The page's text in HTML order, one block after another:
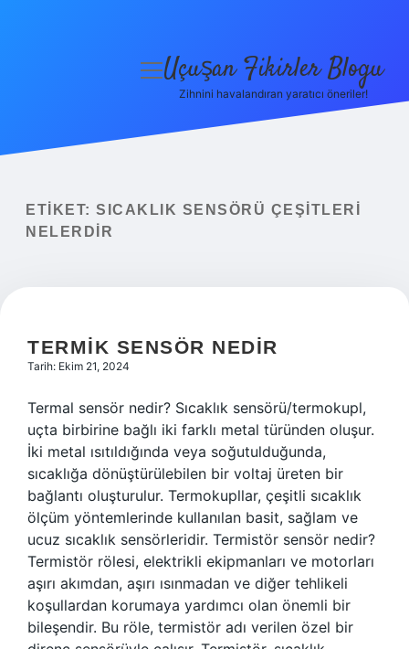
Yasal Uyarı
menüyü
Uçuşan Fikirler Blogu
Zihnini havalandıran yaratıcı öneriler!
ETIKET: SICAKLIK SENSÖRÜ ÇEŞITLERI
NELERDIR
TERMIK SENSÖR NEDIR
Tarih: Ekim 21, 2024
Termal sensör nedir? Sıcaklık sensörü/termokupl,
uçta birbirine bağlı iki farklı metal türünden oluşur.
İki metal ısıtıldığında veya soğutulduğunda,
sıcaklığa dönüştürülebilen bir voltaj üreten bir
bağlantı oluşturulur. Termokupllar, çeşitli sıcaklık
ölçüm yöntemlerinde kullanılan basit, sağlam ve
ucuz sıcaklık sensörleridir. Termistör sensör nedir?
Termistör rölesi, elektrikli ekipmanları ve motorları
aşırı akımdan, aşırı ısınmadan ve diğer tehlikeli
koşullardan korumaya yardımcı olan önemli bir
bileşendir. Bu röle, termistör adı verilen özel bir